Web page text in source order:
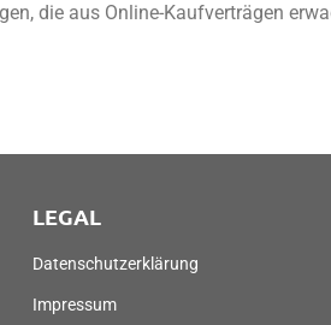
die aus Online-Kaufverträgen
LEGAL
Datenschutzerklärung
Impressum